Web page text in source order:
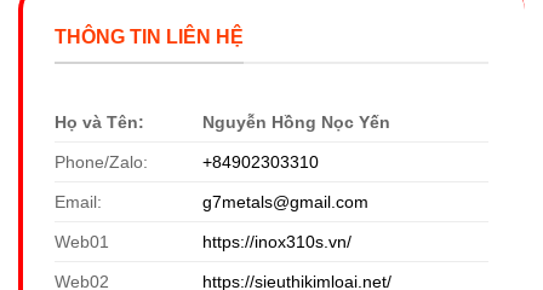
THÔNG TIN LIÊN HỆ
Họ và Tên: Nguyễn Hồng Nọc Yến
Phone/Zalo: +84902303310
Email: g7metals@gmail.com
Web01 https://inox310s.vn/
Web02 https://sieuthikimloai.net/